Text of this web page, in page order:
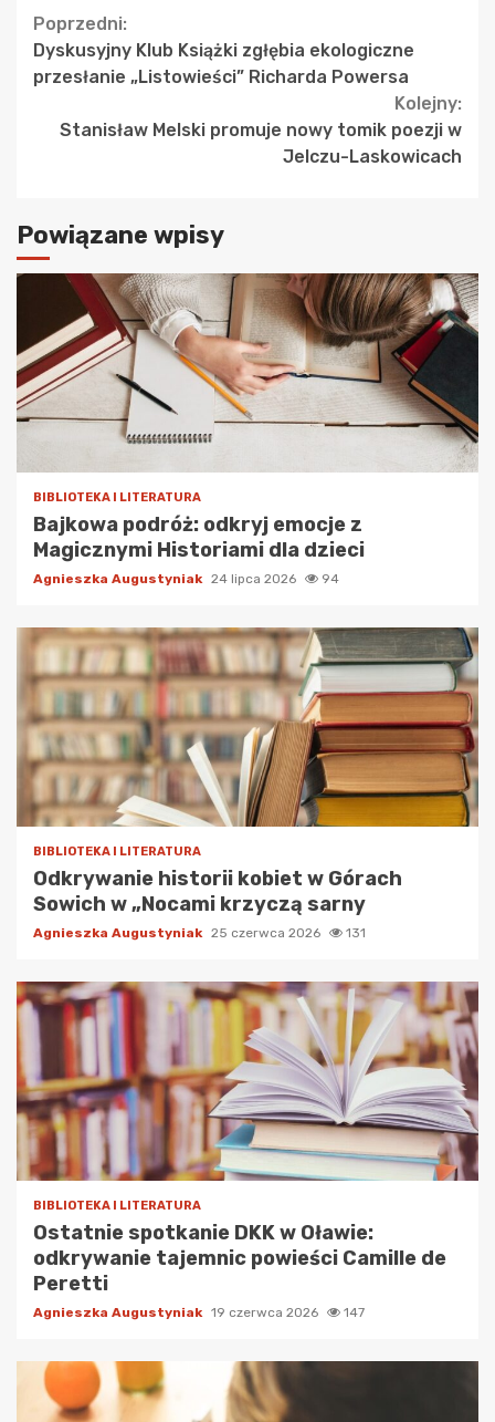
Continue
Reading
Poprzedni:
Dyskusyjny Klub Książki zgłębia ekologiczne
przesłanie „Listowieści” Richarda Powersa
Kolejny:
Stanisław Melski promuje nowy tomik poezji w
Jelczu-Laskowicach
Powiązane wpisy
BIBLIOTEKA I LITERATURA
Bajkowa podróż: odkryj emocje z
Magicznymi Historiami dla dzieci
Agnieszka Augustyniak 24 lipca 2026 94
BIBLIOTEKA I LITERATURA
Odkrywanie historii kobiet w Górach
Sowich w „Nocami krzyczą sarny
Agnieszka Augustyniak 25 czerwca 2026 131
BIBLIOTEKA I LITERATURA
Ostatnie spotkanie DKK w Oławie:
odkrywanie tajemnic powieści Camille de
Peretti
Agnieszka Augustyniak 19 czerwca 2026 147